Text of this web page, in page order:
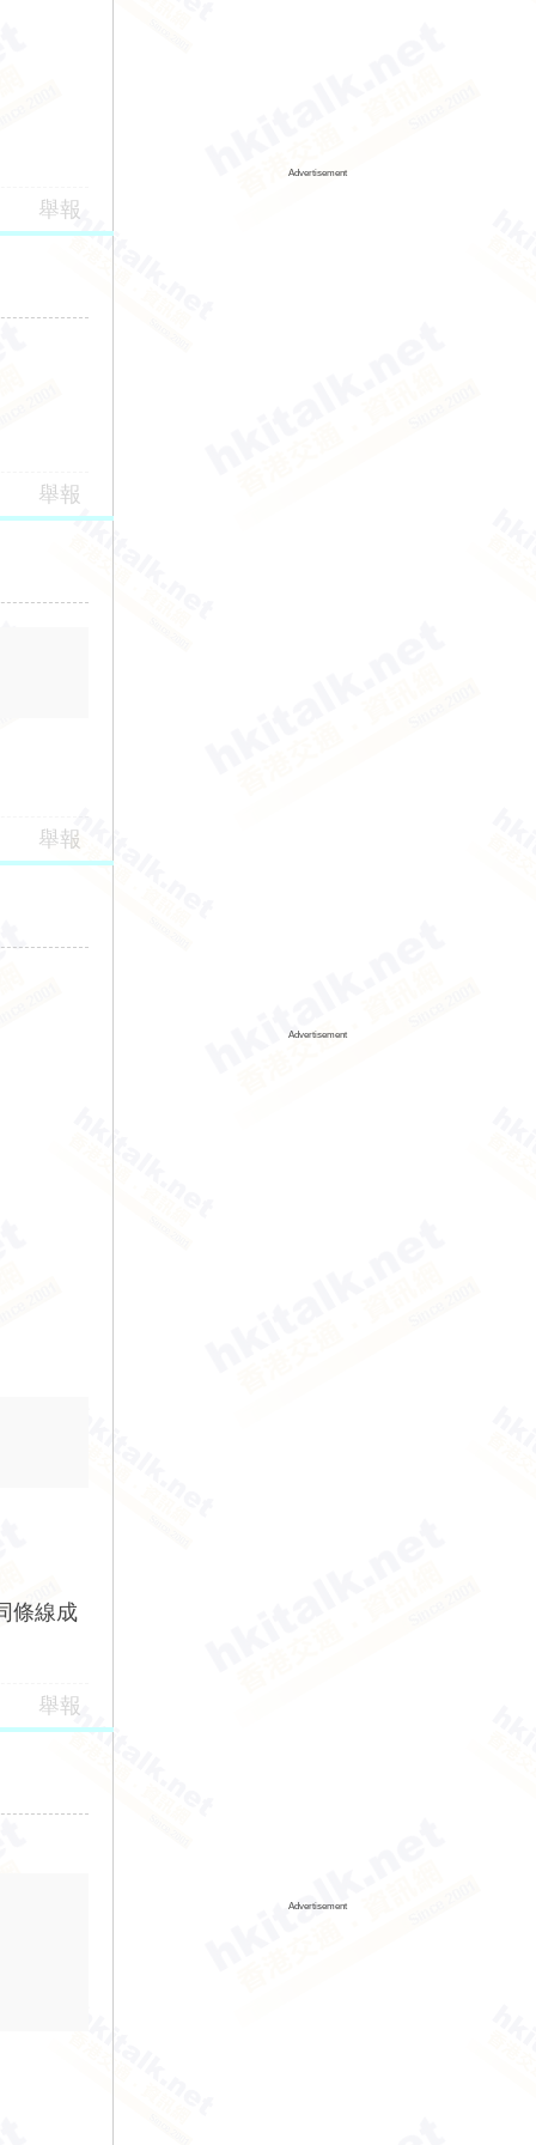
舉報
舉報
舉報
條線成
舉報
Advertisement
Advertisement
Advertisement